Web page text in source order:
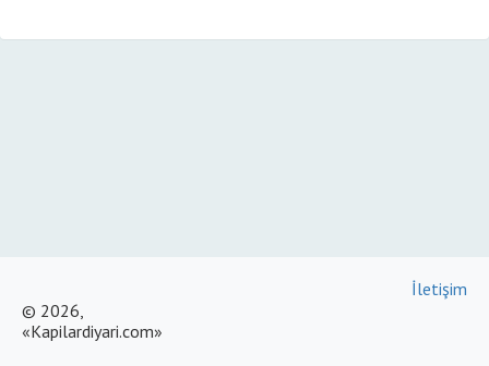
© 2026,
«Kapilardiyari.com»
İletişim